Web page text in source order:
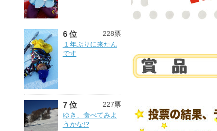
6 位
228票
１年ぶりに来たん
です
7 位
227票
ゆき、食べてみよ
うかな!?